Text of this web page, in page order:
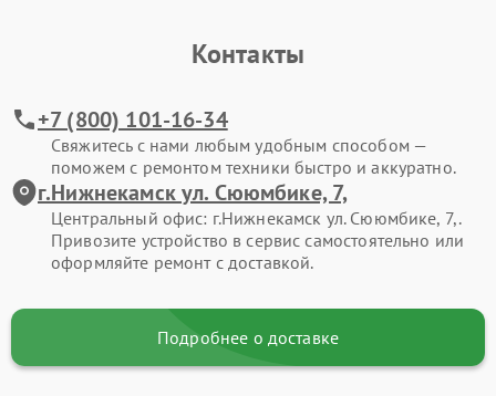
Контакты
+7 (800) 101-16-34
Свяжитесь с нами любым удобным способом —
поможем с ремонтом техники быстро и аккуратно.
г.Нижнекамск ул. Сююмбике, 7,
Центральный офис: г.Нижнекамск ул. Сююмбике, 7,.
Привозите устройство в сервис самостоятельно или
оформляйте ремонт с доставкой.
Подробнее о доставке